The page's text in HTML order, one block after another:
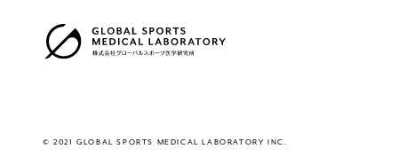
株式会社グローバルスポーツ医学研究所
© 2021 GLOBAL SPORTS MEDICAL LABORATORY INC.